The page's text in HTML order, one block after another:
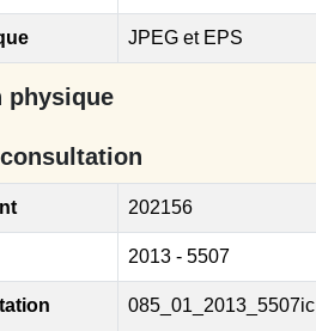
JPEG et EPS
physique
202156
2013 - 5507
085_01_2013_5507ic